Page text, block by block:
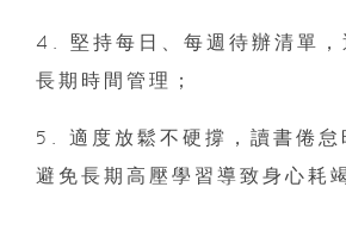
4. 堅持每日、每週待辦清單，
長期時間管理；
5. 適度放鬆不硬撐，讀書倦怠
避免長期高壓學習導致身心耗